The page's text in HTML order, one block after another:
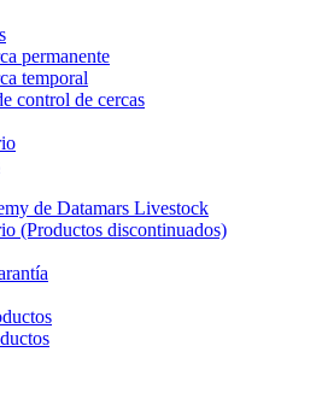
permanente
temporal
control de cercas
de Datamars Livestock
(Productos discontinuados)